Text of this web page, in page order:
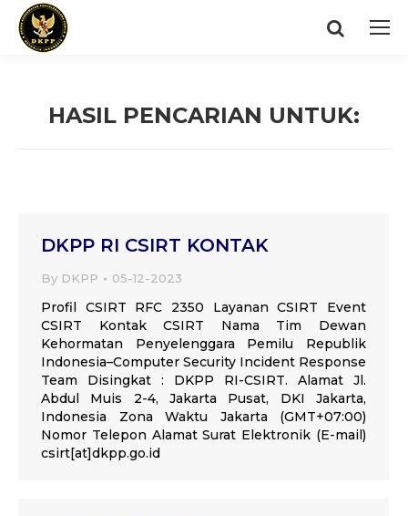
Search:
HASIL PENCARIAN UNTUK:
DKPP RI CSIRT KONTAK
By DKPP 05-12-2023
Profil CSIRT RFC 2350 Layanan CSIRT Event
CSIRT Kontak CSIRT Nama Tim Dewan
Kehormatan Penyelenggara Pemilu Republik
Indonesia–Computer Security Incident Response
Team Disingkat : DKPP RI-CSIRT. Alamat Jl.
Abdul Muis 2-4, Jakarta Pusat, DKI Jakarta,
Indonesia Zona Waktu Jakarta (GMT+07:00)
Nomor Telepon Alamat Surat Elektronik (E-mail)
csirt[at]dkpp.go.id